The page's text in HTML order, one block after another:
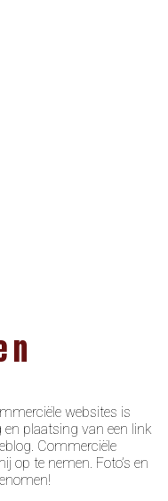
websites is
plaatsing van een link
Commerciële
op te nemen. Foto’s en